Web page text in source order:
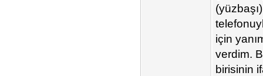
için
verdim.
birisinin